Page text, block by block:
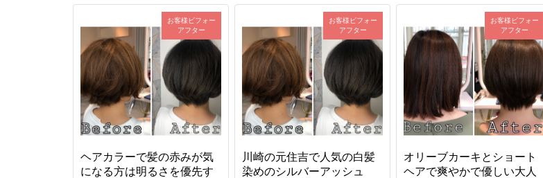
お客様ビフォー
アフター
ヘアカラーで髪の赤みが気
になる方は明るさを優先す
お客様ビフォー
アフター
川崎の元住吉で人気の白髪
染めのシルバーアッシュ
お客様ビフォー
アフター
オリーブカーキとショート
ヘアで爽やかで優しい大人